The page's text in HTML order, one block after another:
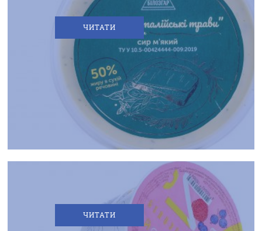
ЧИТАТИ
НА
ПОЛИЦЯХ
ВАШІ
ЙОГУРТИ
В
НОВОМУ
ФОРМАТІ
ЧИТАТИ